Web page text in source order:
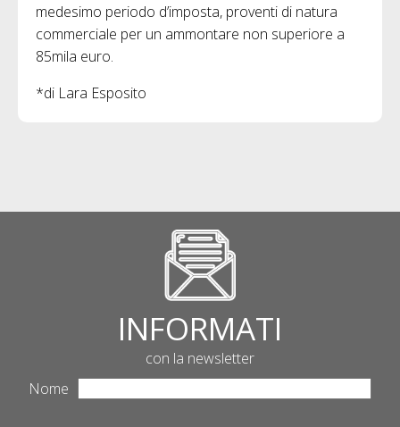
medesimo periodo d’imposta, proventi di natura
commerciale per un ammontare non superiore a
85mila euro.
*di Lara Esposito
INFORMATI
con la newsletter
Nome